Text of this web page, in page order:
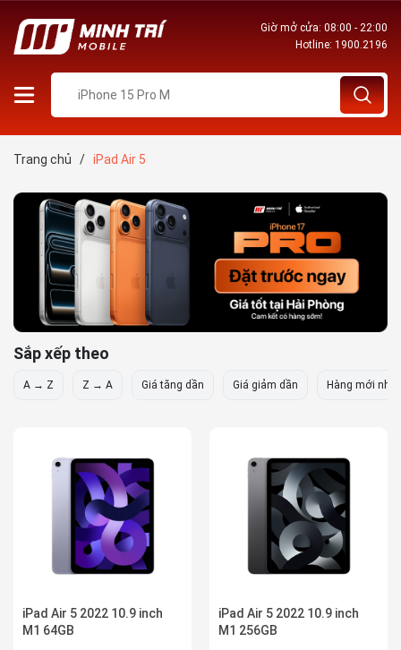
Giờ mở cửa: 08:00 - 22:00
Hotline: 1900.2196
Trang chủ / iPad Air 5
Sắp xếp theo
A → Z Z → A Giá tăng dần Giá giảm dần Hàng mới nhất
iPad Air 5 2022 10.9 inch
M1 64GB
iPad Air 5 2022 10.9 inch
M1 256GB